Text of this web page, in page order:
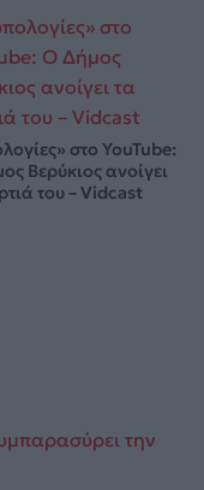
στο YouTube:
Βερύκιος ανοίγει
του – Vidcast